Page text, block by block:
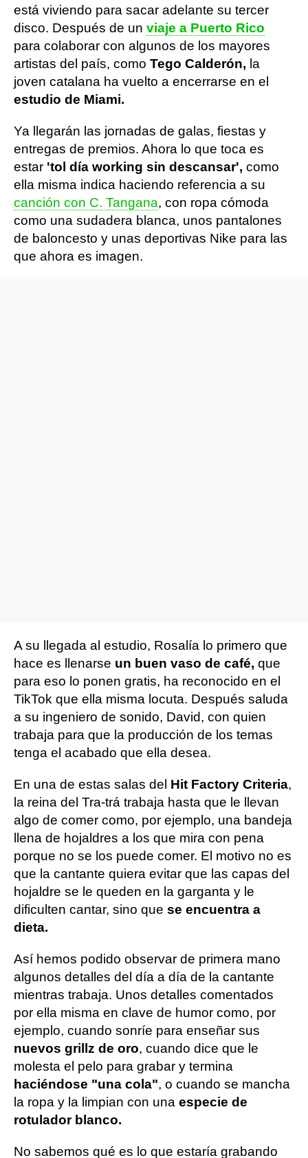
está viviendo para sacar adelante su tercer
disco. Después de un viaje a Puerto Rico
para colaborar con algunos de los mayores
artistas del país, como Tego Calderón, la
joven catalana ha vuelto a encerrarse en el
estudio de Miami.
Ya llegarán las jornadas de galas, fiestas y
entregas de premios. Ahora lo que toca es
estar 'tol día working sin descansar', como
ella misma indica haciendo referencia a su
canción con C. Tangana, con ropa cómoda
como una sudadera blanca, unos pantalones
de baloncesto y unas deportivas Nike para las
que ahora es imagen.
A su llegada al estudio, Rosalía lo primero que
hace es llenarse un buen vaso de café, que
para eso lo ponen gratis, ha reconocido en el
TikTok que ella misma locuta. Después saluda
a su ingeniero de sonido, David, con quien
trabaja para que la producción de los temas
tenga el acabado que ella desea.
En una de estas salas del Hit Factory Criteria,
la reina del Tra-trá trabaja hasta que le llevan
algo de comer como, por ejemplo, una bandeja
llena de hojaldres a los que mira con pena
porque no se los puede comer. El motivo no es
que la cantante quiera evitar que las capas del
hojaldre se le queden en la garganta y le
dificulten cantar, sino que se encuentra a
dieta.
Así hemos podido observar de primera mano
algunos detalles del día a día de la cantante
mientras trabaja. Unos detalles comentados
por ella misma en clave de humor como, por
ejemplo, cuando sonríe para enseñar sus
nuevos grillz de oro, cuando dice que le
molesta el pelo para grabar y termina
haciéndose "una cola", o cuando se mancha
la ropa y la limpian con una especie de
rotulador blanco.
No sabemos qué es lo que estaría grabando